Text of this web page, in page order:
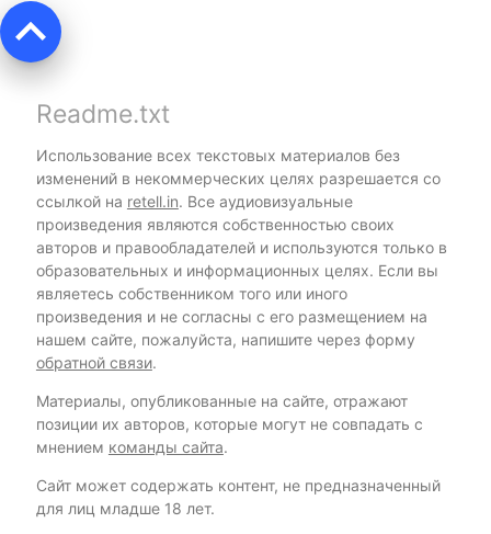
keyboard_arrow_up
Readme.txt
Использование всех текстовых материалов без
изменений в некоммерческих целях разрешается со
ссылкой на retell.in. Все аудиовизуальные
произведения являются собственностью своих
авторов и правообладателей и используются только в
образовательных и информационных целях. Если вы
являетесь собственником того или иного
произведения и не согласны с его размещением на
нашем сайте, пожалуйста, напишите через форму
обратной связи.
Материалы, опубликованные на сайте, отражают
позиции их авторов, которые могут не совпадать с
мнением команды сайта.
Сайт может содержать контент, не предназначенный
для лиц младше 18 лет.